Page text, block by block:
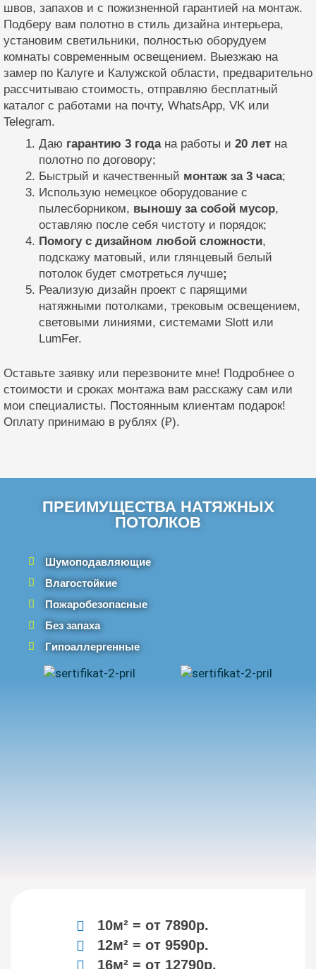
швов, запахов и с пожизненной гарантией на монтаж.
Подберу вам полотно в стиль дизайна интерьера,
установим светильники, полностью оборудуем
комнаты современным освещением. Выезжаю на
замер по Калуге и Калужской области, предварительно
рассчитываю стоимость, отправляю бесплатный
каталог с работами на почту, WhatsApp, VK или
Telegram.
Даю гарантию 3 годана работы и 20 лет на
полотно по договору;
Быстрый и качественный монтаж за 3 часа;
Использую немецкое оборудование с
пылесборником, выношу за собой мусор,
оставляю после себя чистоту и порядок;
Помогу с дизайном любой сложности,
подскажу матовый, или глянцевый белый
потолок будет смотреться лучше;
Реализую дизайн проект с парящими
натяжными потолками, трековым освещением,
световыми линиями, системами Slott или
LumFer.
Оставьте заявку или перезвоните мне! Подробнее о
стоимости и сроках монтажа вам расскажу сам или
мои специалисты. Постоянным клиентам подарок!
Оплату принимаю в рублях (₽).
ПРЕИМУЩЕСТВА НАТЯЖНЫХ
ПОТОЛКОВ
Шумоподавляющие
Влагостойкие
Пожаробезопасные
Без запаха
Гипоаллергенные
10м² = от 7890р.
12м² = от 9590р.
16м² = от 12790р.